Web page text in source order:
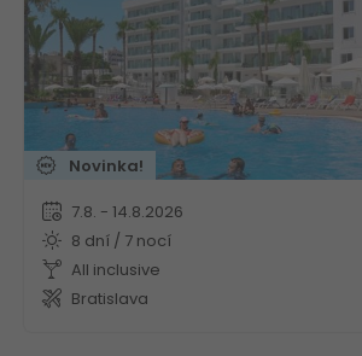
Novinka!
7.8. - 14.8.2026
8 dní / 7 nocí
All inclusive
Bratislava